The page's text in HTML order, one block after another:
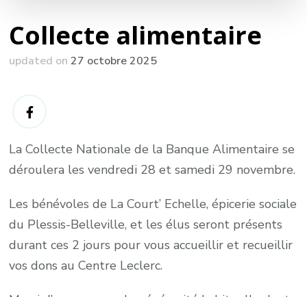
Collecte alimentaire
updated on27 octobre 2025
La Collecte Nationale de la Banque Alimentaire se
déroulera les vendredi 28 et samedi 29 novembre.
Les bénévoles de La Court’ Echelle, épicerie sociale
du Plessis-Belleville, et les élus seront présents
durant ces 2 jours pour vous accueillir et recueillir
vos dons au Centre Leclerc.